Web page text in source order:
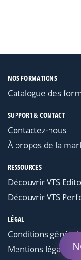
NOS FORMATIONS
Catalogue des
SUPPORT & CONTACT
Contactez-nous
À propos de la
RESSOURCES
Découvrir VTS
Découvrir VTS
LÉGAL
Conditions
Mentions légales